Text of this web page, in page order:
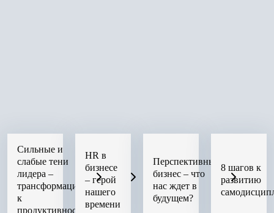
Сильные и
слабые тени
лидера –
трансформация
к
продуктивности
HR в
бизнесе
– герой
нашего
времени
Перспективный
бизнес – что
нас ждет в
будущем?
8 шагов к
развитию